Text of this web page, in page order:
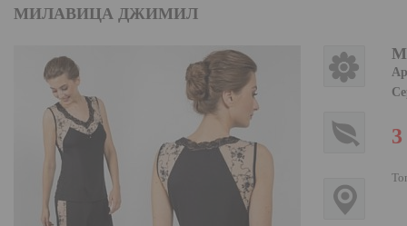
МИЛАВИЦА ДЖИМИЛ